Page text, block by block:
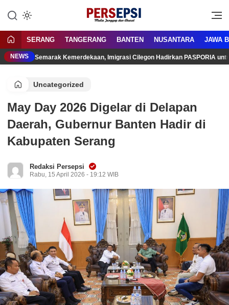
konten
Persepsi.co.id
Media Tanggap Dan Akurat
SERANG TANGERANG BANTEN NUSANTARA JAWA
NEWS Semarak Kemerdekaan, Imigrasi Cilegon Hadirkan PASPORIA
Uncategorized
May Day 2026 Digelar di Delapan
Daerah, Gubernur Banten Hadir di
Kabupaten Serang
Redaksi Persepsi
Rabu, 15 April 2026 - 19:12 WIB